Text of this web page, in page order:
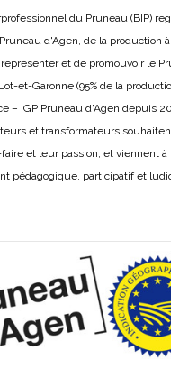
du Pruneau (BIP)
d'Agen, de la production
et de promouvoir le
et-Garonne (95% de la
– IGP Pruneau d'Agen depuis
et transformateurs
et leur passion, et viennent à
pédagogique, participatif et